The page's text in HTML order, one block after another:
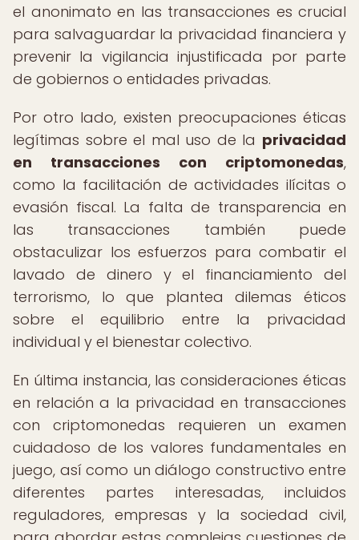
el anonimato en las transacciones es crucial
para salvaguardar la privacidad financiera y
prevenir la vigilancia injustificada por parte
de gobiernos o entidades privadas.
Por otro lado, existen preocupaciones éticas
legítimas sobre el mal uso de la privacidad
en transacciones con criptomonedas,
como la facilitación de actividades ilícitas o
evasión fiscal. La falta de transparencia en
las transacciones también puede
obstaculizar los esfuerzos para combatir el
lavado de dinero y el financiamiento del
terrorismo, lo que plantea dilemas éticos
sobre el equilibrio entre la privacidad
individual y el bienestar colectivo.
En última instancia, las consideraciones éticas
en relación a la privacidad en transacciones
con criptomonedas requieren un examen
cuidadoso de los valores fundamentales en
juego, así como un diálogo constructivo entre
diferentes partes interesadas, incluidos
reguladores, empresas y la sociedad civil,